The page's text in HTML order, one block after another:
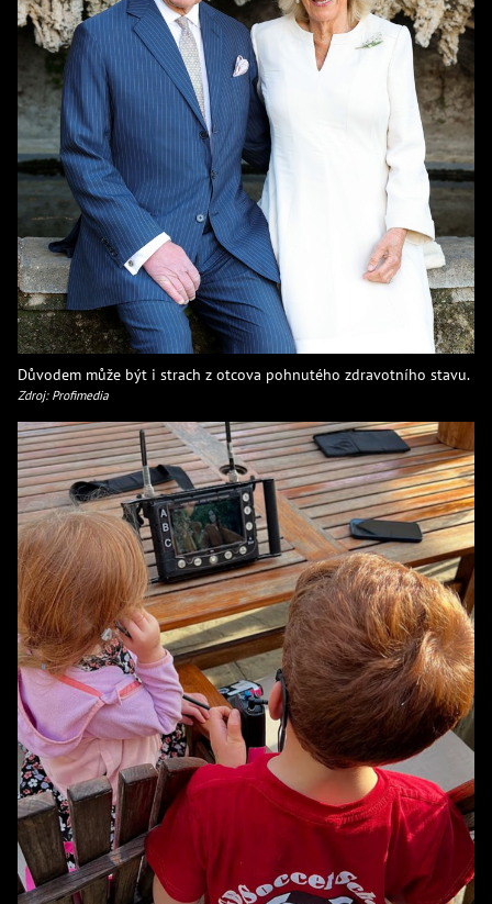
Důvodem může být i strach z otcova pohnutého zdravotního stavu.
Zdroj: Profimedia